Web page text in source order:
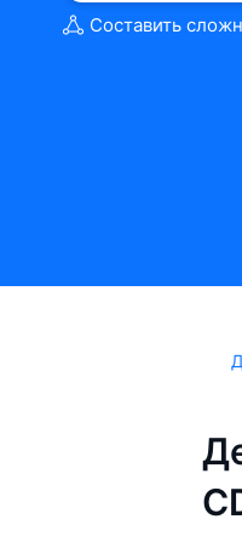
Составить